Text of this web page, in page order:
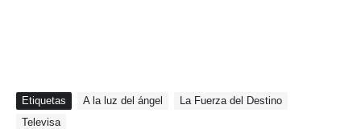
Etiquetas A la luz del ángel
La Fuerza del Destino
Televisa